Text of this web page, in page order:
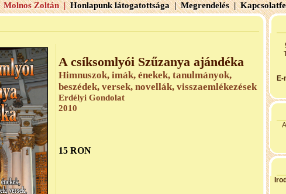
Molnos Zoltán | Honlapunk látogatottsága | Megrendelés |
A csíksomlyói Szűzanya ajándéka
Himnuszok, imák, énekek, tanulmányok,
beszédek, versek, novellák, visszaemlékezések
Erdélyi Gondolat
2010
15 RON
E-